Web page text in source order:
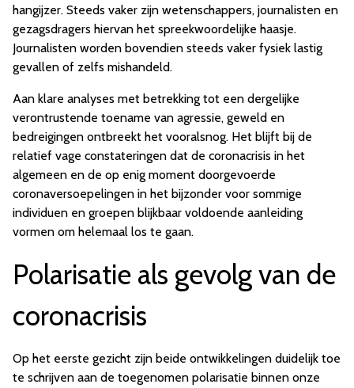
hangijzer. Steeds vaker zijn wetenschappers, journalisten en
gezagsdragers hiervan het spreekwoordelijke haasje.
Journalisten worden bovendien steeds vaker fysiek lastig
gevallen of zelfs mishandeld.
Aan klare analyses met betrekking tot een dergelijke
verontrustende toename van agressie, geweld en
bedreigingen ontbreekt het vooralsnog. Het blijft bij de
relatief vage constateringen dat de coronacrisis in het
algemeen en de op enig moment doorgevoerde
coronaversoepelingen in het bijzonder voor sommige
individuen en groepen blijkbaar voldoende aanleiding
vormen om helemaal los te gaan.
Polarisatie als gevolg van de
coronacrisis
Op het eerste gezicht zijn beide ontwikkelingen duidelijk toe
te schrijven aan de toegenomen polarisatie binnen onze